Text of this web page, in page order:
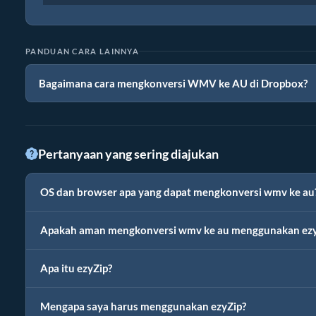
PANDUAN CARA LAINNYA
Bagaimana cara mengkonversi WMV ke AU di Dropbox?
Pertanyaan yang sering diajukan
OS dan browser apa yang dapat mengkonversi wmv ke
Apakah aman mengkonversi wmv ke au menggunakan
Apa itu ezyZip?
Mengapa saya harus menggunakan ezyZip?